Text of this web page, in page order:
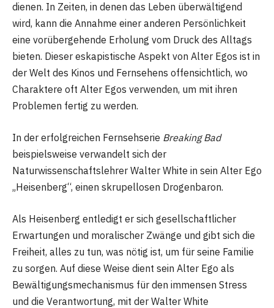
dienen. In Zeiten, in denen das Leben überwältigend
wird, kann die Annahme einer anderen Persönlichkeit
eine vorübergehende Erholung vom Druck des Alltags
bieten. Dieser eskapistische Aspekt von Alter Egos ist in
der Welt des Kinos und Fernsehens offensichtlich, wo
Charaktere oft Alter Egos verwenden, um mit ihren
Problemen fertig zu werden.
In der erfolgreichen Fernsehserie Breaking Bad
beispielsweise verwandelt sich der
Naturwissenschaftslehrer Walter White in sein Alter Ego
„Heisenberg“, einen skrupellosen Drogenbaron.
Als Heisenberg entledigt er sich gesellschaftlicher
Erwartungen und moralischer Zwänge und gibt sich die
Freiheit, alles zu tun, was nötig ist, um für seine Familie
zu sorgen. Auf diese Weise dient sein Alter Ego als
Bewältigungsmechanismus für den immensen Stress
und die Verantwortung, mit der Walter White